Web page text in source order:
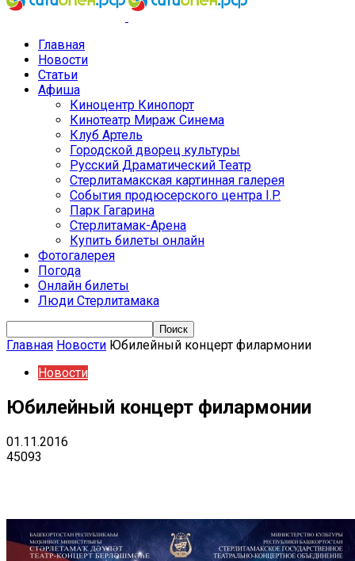
Главная
Новости
Статьи
Афиша
Киноцентр Кинопорт
Кинотеатр Мираж Синема
Клуб Артель
Городской дворец культуры
Русский Драматический Театр
Стерлитамакская картинная галерея
События продюсерского центра I.P.
Парк Гагарина
Стерлитамак-Арена
Купить билеты онлайн
Фотогалерея
Погода
Онлайн билеты
Люди Стерлитамака
Главная Новости Юбилейный концерт филармонии
Новости
Юбилейный концерт филармонии
01.11.2016
45093